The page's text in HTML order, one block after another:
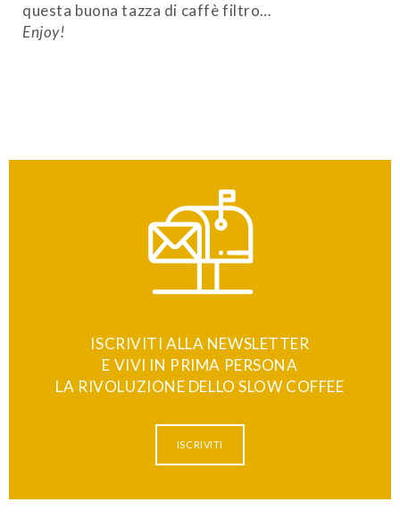
questa buona tazza di caffè filtro…
Enjoy!
ISCRIVITI ALLA NEWSLETTER
E VIVI IN PRIMA PERSONA
LA RIVOLUZIONE DELLO SLOW COFFEE
ISCRIVITI